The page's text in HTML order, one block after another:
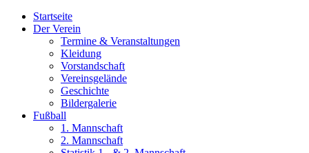
Startseite
Der Verein
Termine & Veranstaltungen
Kleidung
Vorstandschaft
Vereinsgelände
Geschichte
Bildergalerie
Fußball
1. Mannschaft
2. Mannschaft